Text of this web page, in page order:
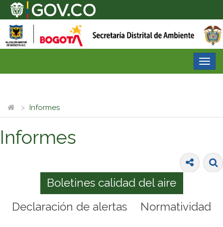
Informes
Informes
Boletines calidad del aire
Declaración de alertas
Normatividad